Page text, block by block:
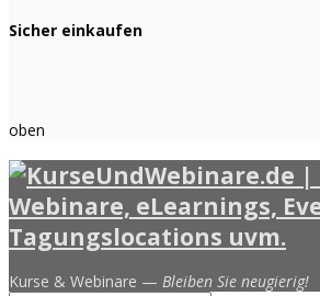
Sicher einkaufen
oben
Kurse & Webinare — Bleiben Sie neugierig!